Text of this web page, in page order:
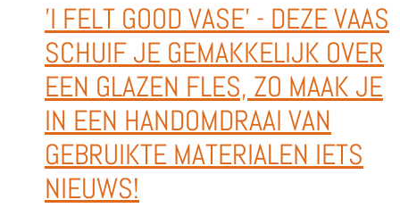
'I FELT GOOD VASE' - DEZE VAAS
SCHUIF JE GEMAKKELIJK OVER
EEN GLAZEN FLES, ZO MAAK JE
IN EEN HANDOMDRAAI VAN
GEBRUIKTE MATERIALEN IETS
NIEUWS!